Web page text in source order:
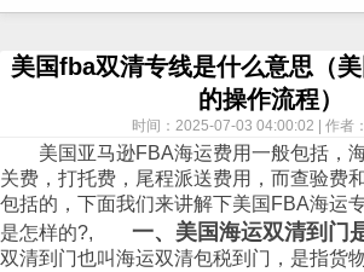
美国fba双清专线是什么意思（
的操作流程）
时间：2025-07-03 04:00:02 | 作者
美国亚马逊FBA海运费用一般包括，
关费，打托费，尾程派送费用，而查验费
包括的，下面我们来讲解下美国FBA海运
是怎样的?, 一、美国海运双清到门
双清到门也叫海运双清包税到门，是指货